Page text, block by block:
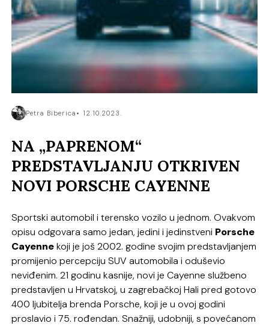
Petra Biberica 12.10.2023.
NA „PAPRENOM“
PREDSTAVLJANJU OTKRIVEN
NOVI PORSCHE CAYENNE
Sportski automobil i terensko vozilo u jednom. Ovakvom
opisu odgovara samo jedan, jedini i jedinstveni Porsche
Cayennekoji je još 2002. godine svojim predstavljanjem
promijenio percepciju SUV automobila i oduševio
neviđenim. 21 godinu kasnije, novi je Cayenne službeno
predstavljen u Hrvatskoj, u zagrebačkoj Hali pred gotovo
400 ljubitelja brenda Porsche, koji je u ovoj godini
proslavio i 75. rođendan. Snažniji, udobniji, s povećanom